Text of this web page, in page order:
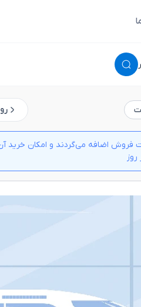
فروش اضافه می‌گردند و امکان خرید